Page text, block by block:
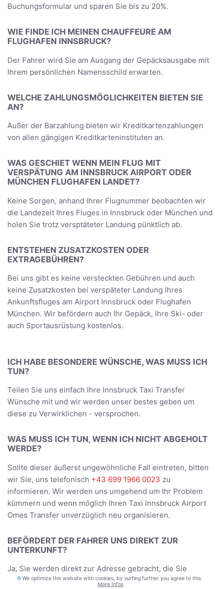
Buchungsformular und sparen Sie bis zu 20%.
WIE FINDE ICH MEINEN CHAUFFEURE AM
FLUGHAFEN INNSBRUCK?
Der Fahrer wird Sie am Ausgang der Gepäcksausgabe mit
Ihrem persönlichen Namensschild erwarten.
WELCHE ZAHLUNGSMÖGLICHKEITEN BIETEN SIE
AN?
Außer der Barzahlung bieten wir Kreditkartenzahlungen
von allen gängigen Kreditkarteninstituten an.
WAS GESCHIET WENN MEIN FLUG MIT
VERSPÄTUNG AM INNSBRUCK AIRPORT ODER
MÜNCHEN FLUGHAFEN LANDET?
Keine Sorgen, anhand Ihrer Flugnummer beobachten wir
die Landezeit Ihres Fluges in Innsbruck oder München und
holen Sie trotz versptäteter Landung pünktlich ab.
ENTSTEHEN ZUSATZKOSTEN ODER
EXTRAGEBÜHREN?
Bei uns gibt es keine versteckten Gebühren und auch
keine Zusatzkosten bei verspäteter Landung Ihres
Ankunftsfluges am Airport Innsbruck oder Flughafen
München. Wir befördern auch Ihr Gepäck, Ihre Ski- oder
auch Sportausrüstung kostenlos.
ICH HABE BESONDERE WÜNSCHE, WAS MUSS ICH
TUN?
Teilen Sie uns einfach Ihre Innsbruck Taxi Transfer
Wünsche mit und wir werden unser bestes geben um
diese zu Verwirklichen - versprochen.
WAS MUSS ICH TUN, WENN ICH NICHT ABGEHOLT
WERDE?
Sollte dieser äußerst ungewöhnliche Fall eintreten, bitten
wir Sie, uns telefonisch +43 699 1966 0023 zu
informieren. Wir werden uns umgehend um Ihr Problem
kümmern und wenn möglich Ihren Taxi Innsbruck Airport
Omes Transfer unverzüglich neu organisieren.
BEFÖRDERT DER FAHRER UNS DIREKT ZUR
UNTERKUNFT?
Ja, Sie werden direkt zur Adresse gebracht, die Sie
während der Buchung angegeben haben - und bei der
We optimize this website with cookies, by surfing further you agree to this.
More Infos